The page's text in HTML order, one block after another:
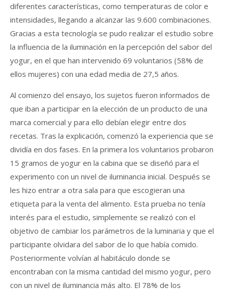
diferentes características, como temperaturas de color e
intensidades, llegando a alcanzar las 9.600 combinaciones.
Gracias a esta tecnología se pudo realizar el estudio sobre
la influencia de la iluminación en la percepción del sabor del
yogur, en el que han intervenido 69 voluntarios (58% de
ellos mujeres) con una edad media de 27,5 años.
Al comienzo del ensayo, los sujetos fueron informados de
que iban a participar en la elección de un producto de una
marca comercial y para ello debían elegir entre dos
recetas. Tras la explicación, comenzó la experiencia que se
dividía en dos fases. En la primera los voluntarios probaron
15 gramos de yogur en la cabina que se diseñó para el
experimento con un nivel de iluminancia inicial. Después se
les hizo entrar a otra sala para que escogieran una
etiqueta para la venta del alimento. Esta prueba no tenía
interés para el estudio, simplemente se realizó con el
objetivo de cambiar los parámetros de la luminaria y que el
participante olvidara del sabor de lo que había comido.
Posteriormente volvían al habitáculo donde se
encontraban con la misma cantidad del mismo yogur, pero
con un nivel de iluminancia más alto. El 78% de los